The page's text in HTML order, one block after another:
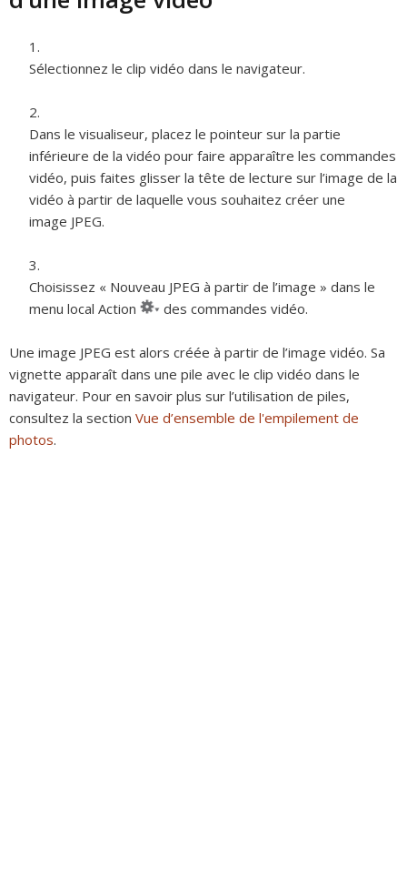
Sélectionnez le clip vidéo dans le navigateur.
Dans le visualiseur, placez le pointeur sur la partie
inférieure de la vidéo pour faire apparaître les commandes
vidéo, puis faites glisser la tête de lecture sur l’image de la
vidéo à partir de laquelle vous souhaitez créer une
image JPEG.
Choisissez « Nouveau JPEG à partir de l’image » dans le
menu local Action
des commandes vidéo.
Une image JPEG est alors créée à partir de l’image vidéo. Sa
vignette apparaît dans une pile avec le clip vidéo dans le
navigateur. Pour en savoir plus sur l’utilisation de piles,
consultez la section Vue d’ensemble de l'empilement de
photos.